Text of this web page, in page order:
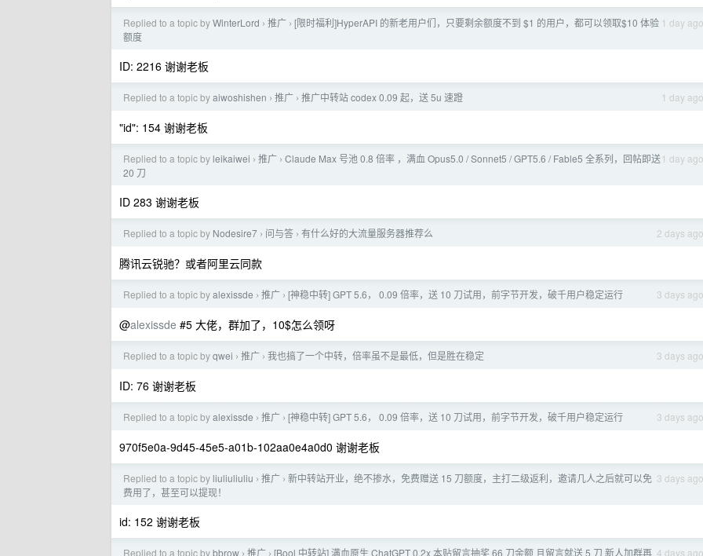
1 day ago
Replied to a topic byWinterLord › 推广 › [限时福利]HyperAPI 的新老用户们，只要剩余额度不到 $1 的用户，都可以领取$10 体验
额度
ID: 2216 谢谢老板
1 day ago
Replied to a topic byaiwoshishen › 推广 › 推广中转站 codex 0.09 起，送 5u 速蹬
"id": 154 谢谢老板
1 day ago
Replied to a topic by leikaiwei › 推广 › Claude Max 号池 0.8 倍率 ，满血 Opus5.0 / Sonnet5 / GPT5.6 / Fable5 全系列，回帖即送
20 刀
ID 283 谢谢老板
2 days ago
Replied to a topic by Nodesire7 › 问与答 › 有什么好的大流量服务器推荐么
腾讯云锐驰？或者阿里云同款
3 days ago
Replied to a topic byalexissde › 推广 › [神稳中转] GPT 5.6， 0.09 倍率，送 10 刀试用，前字节开发，破千用户稳定运行
@alexissde #5 大佬，群加了，10$怎么领呀
3 days ago
Replied to a topic byqwei › 推广 › 我也搞了一个中转，倍率虽不是最低，但是胜在稳定
ID: 76 谢谢老板
3 days ago
Replied to a topic byalexissde › 推广 › [神稳中转] GPT 5.6， 0.09 倍率，送 10 刀试用，前字节开发，破千用户稳定运行
970f5e0a-9d45-45e5-a01b-102aa0e4a0d0 谢谢老板
3 days ago
Replied to a topic by liuliuliuliu › 推广 › 新中转站开业，绝不掺水，免费赠送 15 刀额度，主打二级返利，邀请几人之后就可以免
费用了，甚至可以提现！
id: 152 谢谢老板
4 days ago
Replied to a topic bybbrow › 推广 › [Bool 中转站] 满血原生 ChatGPT 0.2x 本贴留言抽奖 66 刀余额 且留言就送 5 刀 新人加群再